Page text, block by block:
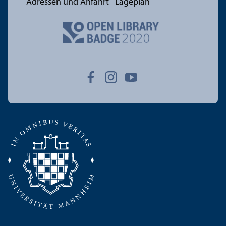
Adressen und Anfahrt Lageplan